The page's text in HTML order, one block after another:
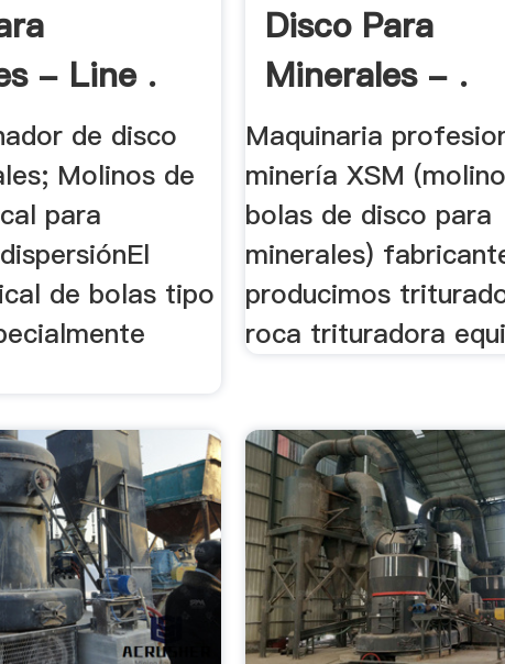
- Line .
de disco
Molinos de
para
de bolas tipo
Disco Para
Minerales - .
Maquinaria
minería XSM
bolas de disco para
minerales)
producimos
roca trituradora